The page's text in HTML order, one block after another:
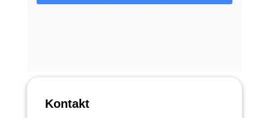
Kontakt